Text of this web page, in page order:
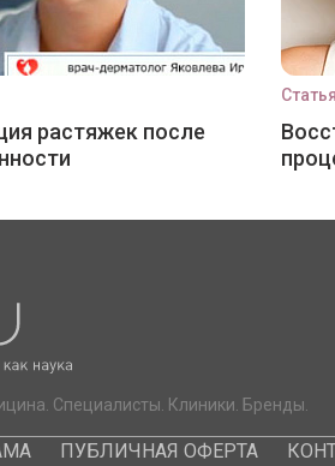
растяжек после
Статья
Специалисты. Клиники. Бренды.
ПУБЛИЧНАЯ ОФЕРТА